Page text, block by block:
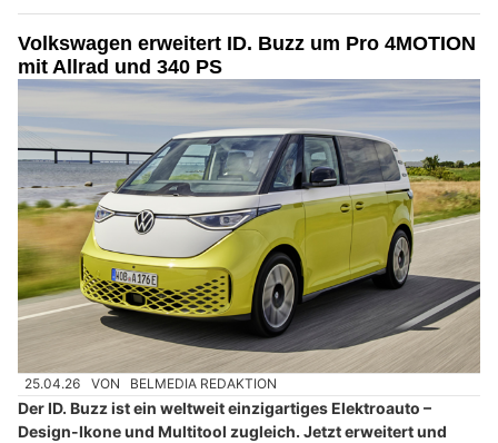
Volkswagen erweitert ID. Buzz um Pro 4MOTION
mit Allrad und 340 PS
25.04.26 VON BELMEDIA REDAKTION
Der ID. Buzz ist ein weltweit einzigartiges Elektroauto –
Design-Ikone und Multitool zugleich. Jetzt erweitert und